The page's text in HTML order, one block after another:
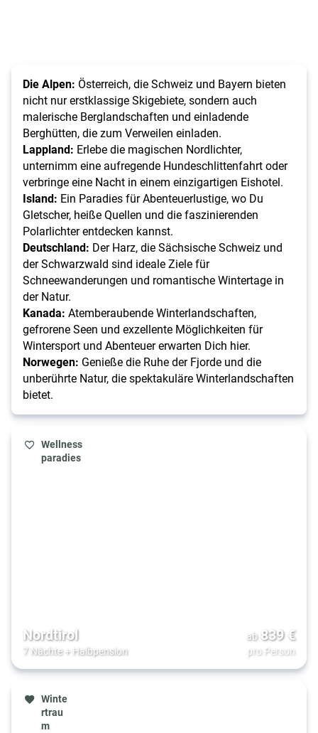
Die Alpen: Österreich, die Schweiz und Bayern bieten
nicht nur erstklassige Skigebiete, sondern auch
malerische Berglandschaften und einladende
Berghütten, die zum Verweilen einladen.
Lappland: Erlebe die magischen Nordlichter,
unternimm eine aufregende Hundeschlittenfahrt oder
verbringe eine Nacht in einem einzigartigen Eishotel.
Island: Ein Paradies für Abenteuerlustige, wo Du
Gletscher, heiße Quellen und die faszinierenden
Polarlichter entdecken kannst.
Deutschland: Der Harz, die Sächsische Schweiz und
der Schwarzwald sind ideale Ziele für
Schneewanderungen und romantische Wintertage in
der Natur.
Kanada: Atemberaubende Winterlandschaften,
gefrorene Seen und exzellente Möglichkeiten für
Wintersport und Abenteuer erwarten Dich hier.
Norwegen: Genieße die Ruhe der Fjorde und die
unberührte Natur, die spektakuläre Winterlandschaften
bietet.
Wellness
paradies
Nordtirol
7 Nächte+ Halbpension
ab 839€
pro Person
Winte
rtrau
m